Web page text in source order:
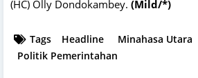
(HC) Olly Dondokambey. (Mild/*)
Tags Headline Minahasa Utara
Politik Pemerintahan